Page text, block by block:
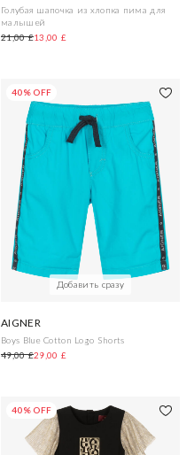
Голубая шапочка из хлопка пима для
малышей
21,00 £13,00 £
40% OFF
Добавить сразу
AIGNER
Boys Blue Cotton Logo Shorts
49,00 £29,00 £
40% OFF